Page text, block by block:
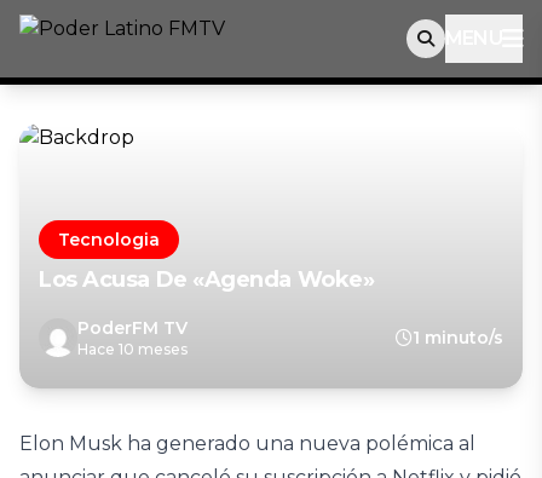
MENU
Tecnologia
Los Acusa De «agenda Woke»
PoderFM TV
Hace 10 meses
1 minuto/s
Elon Musk ha generado una nueva polémica al